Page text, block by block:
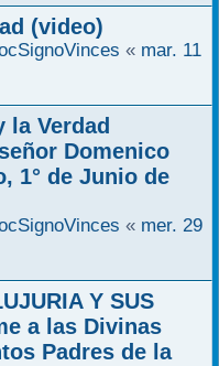
(video)
« mar. 11
la Verdad
Domenico
1° de Junio de
« mer. 29
Y SUS
a las Divinas
Padres de la